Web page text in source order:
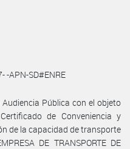
-APN-SD#ENRE
Pública con el objeto
de Conveniencia y
de la capacidad de transporte
DE TRANSPORTE DE